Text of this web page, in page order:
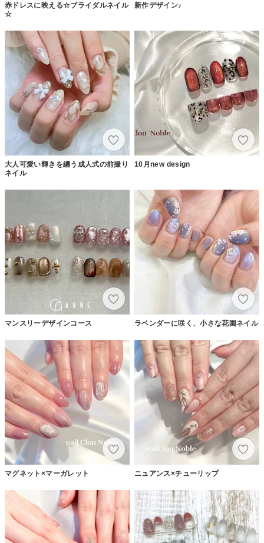
赤ドレスに映える☆ブライダルネイル
☆
新作デザイン♪
大人可愛い輝きを纏う成人式の前撮り
ネイル
10月new design
マンスリーデザインコース ラベンダーに咲く、小さな花園ネイル
マグネット×マーガレット ニュアンス×チューリップ